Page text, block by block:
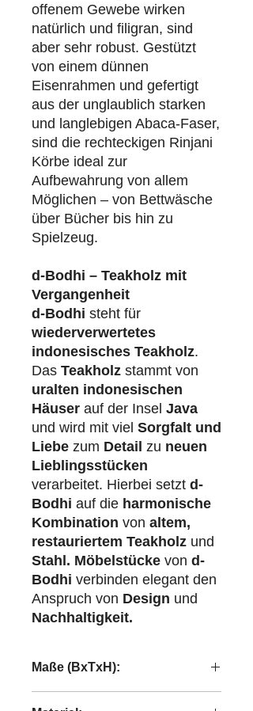
offenem Gewebe wirken
natürlich und filigran, sind
aber sehr robust. Gestützt
von einem dünnen
Eisenrahmen und gefertigt
aus der unglaublich starken
und langlebigen Abaca-Faser,
sind die rechteckigen Rinjani
Körbe ideal zur
Aufbewahrung von allem
Möglichen – von Bettwäsche
über Bücher bis hin zu
Spielzeug.
d-Bodhi – Teakholz mit
Vergangenheit
d-Bodhi steht für
wiederverwertetes
indonesisches Teakholz.
Das Teakholz stammt von
uralten indonesischen
Häuser auf der Insel Java
und wird mit viel Sorgfalt und
Liebe zum Detail zu neuen
Lieblingsstücken
verarbeitet. Hierbei setzt d-
Bodhi auf die harmonische
Kombination von altem,
restauriertem Teakholz und
Stahl. Möbelstücke von d-
Bodhi verbinden elegant den
Anspruch von Design und
Nachhaltigkeit.
Maße (BxTxH):